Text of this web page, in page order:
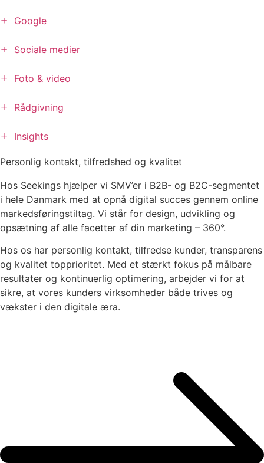
+ Google
+ Sociale medier
+ Foto & video
+ Rådgivning
+ Insights
Personlig kontakt, tilfredshed og kvalitet
Hos Seekings hjælper vi SMV’er i B2B- og B2C-segmentet
i hele Danmark med at opnå digital succes gennem online
markedsføringstiltag. Vi står for design, udvikling og
opsætning af alle facetter af din marketing – 360°.
Hos os har personlig kontakt, tilfredse kunder, transparens
og kvalitet topprioritet. Med et stærkt fokus på målbare
resultater og kontinuerlig optimering, arbejder vi for at
sikre, at vores kunders virksomheder både trives og
vækster i den digitale æra.